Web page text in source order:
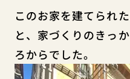
このお家を建てられ
と、家づくりのきっ
ろからでした。